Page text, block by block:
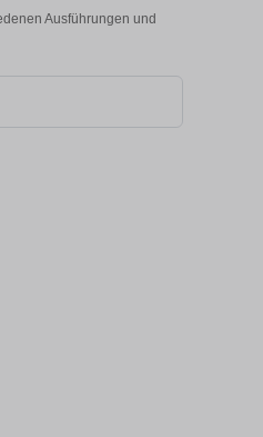
Ausführungen und